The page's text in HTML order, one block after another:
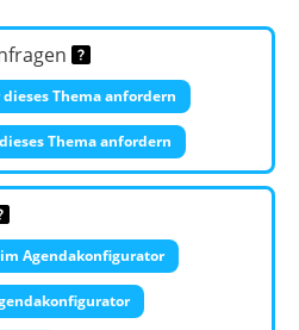
Thema anfordern
Thema anfordern
Agendakonfigurator